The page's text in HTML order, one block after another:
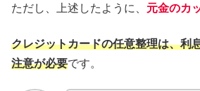
ただし、上述したように、 元金のカ
クレジットカードの任意整理は、利
注意が必要です。